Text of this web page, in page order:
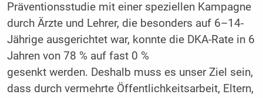
Präventionsstudie mit einer speziellen Kampagne
durch Ärzte und Lehrer, die besonders auf 6–14-
Jährige ausgerichtet war, konnte die DKA-Rate in 6
Jahren von 78 % auf fast 0 %
gesenkt werden. Deshalb muss es unser Ziel sein,
dass durch vermehrte Öffentlichkeitsarbeit, Eltern,